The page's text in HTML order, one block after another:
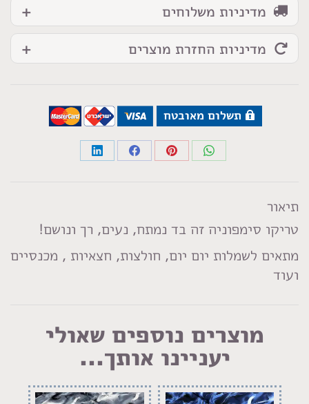
מדיניות משלוחים
מדיניות החזרת מוצרים
תשלום מאובטח
Share
Share
Share
Share
תיאור
טריקו סימפוניה זה בד נמתח, נעים, רך ונושם!
מתאים לשמלות יום יום, חולצות, חצאיות , מכנסיים
ועוד
מוצרים נוספים שאולי
יעניינו אותך...